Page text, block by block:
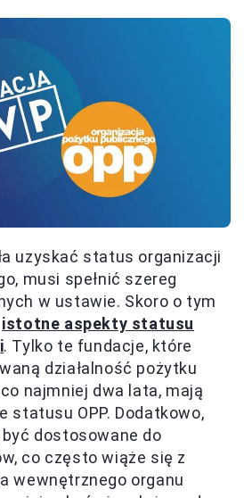
uzyskać status organizacji
musi spełnić szereg
w ustawie. Skoro o tym
istotne aspekty statusu
. Tylko te fundacje, które
działalność pożytku
najmniej dwa lata, mają
statusu OPP. Dodatkowo,
dostosowane do
co często wiąże się z
wewnętrznego organu